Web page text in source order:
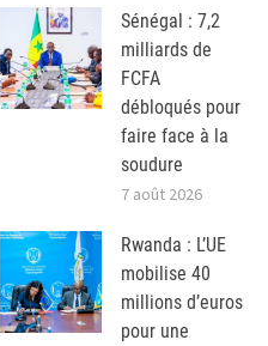
Sénégal : 7,2
milliards de
FCFA
débloqués pour
faire face à la
soudure
7 août 2026
Rwanda : L’UE
mobilise 40
millions d’euros
pour une